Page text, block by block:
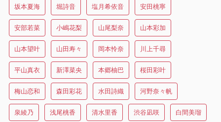
坂本夏海 堀詩音 塩月希依音 安田桃寧
安部若菜 小嶋花梨 山尾梨奈 山本彩加
山本望叶 山田寿々 岡本怜奈 川上千尋
平山真衣 新澤菜央 本郷柚巴 桜田彩叶
梅山恋和 森田彩花 水田詩織 河野奈々帆
泉綾乃 浅尾桃香 清水里香 渋谷凪咲 白間美瑠